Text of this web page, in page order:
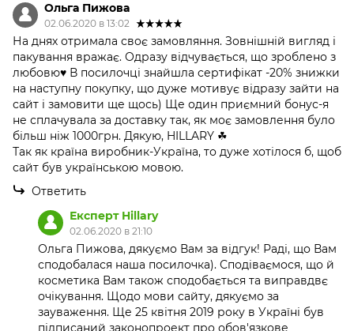
Ольга Пижова
02.06.2020 в 13:02
На днях отримала своє замовляння. Зовнішній вигляд і
пакування вражає. Одразу відчувається, що зроблено з
любовю♥️ В посилочці знайшла сертифікат -20% знижки
на наступну покупку, що дуже мотивує відразу зайти на
сайт і замовити ще щось) Ще один приємний бонус-я
не сплачувала за доставку так, як моє замовлення було
більш ніж 1000грн. Дякую, HILLARY ☘
Так як країна виробник-Україна, то дуже хотілося б, щоб
сайт був українською мовою.
Ответить
Експерт Hillary
02.06.2020 в 21:10
Ольга Пижова, дякуємо Вам за відгук! Раді, що Вам
сподобалася наша посилочка). Сподіваємося, що й
косметика Вам також сподобається та виправдвє
очікування. Щодо мови сайту, дякуємо за
зауваження. Ще 25 квітня 2019 року в Україні був
підписаний законопроект про обов'язкове